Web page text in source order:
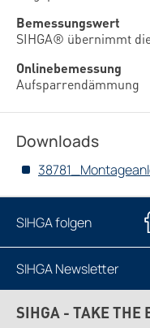
Bemessungswert
SIHGA® übernimmt
Onlinebemessung
Aufsparrendämmung
Downloads
SIHGA folgen
SIHGA Newsletter
SIHGA - TAKE THE